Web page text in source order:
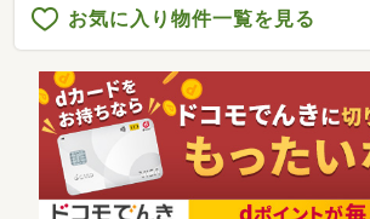
お気に入り物件一覧を見る